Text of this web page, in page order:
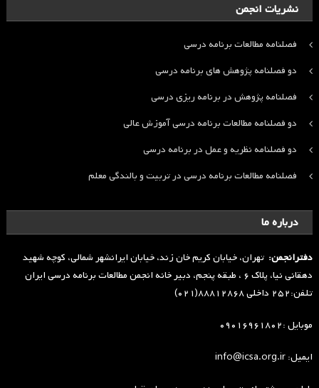
نشریات انجمن
فصلنامه مطالعات برنامه درسی
دو فصلنامه پژوهش های برنامه درسی
فصلنامه پژوهش در برنامه ریزی درسی
دو فصلنامه مطالعات برنامه درسی آموزش عالی
دو فصلنامه نظریه و عمل در برنامه درسی
فصلنامه مطالعات برنامه درسی در تربیت و بالندگی معلم
درباره ما
دفترانجمن: تهران، خیابان کریم خان زند، خیابان ایرانشهر شمالی، کوچه شهید
دهقانی نیا، پلاک ۶ ، طبقه پنجم، دبیر خانه انجمن مطالعات برنامه درسی ایران
تلفن:۲۵۲ داخلی ۸۸۸۱۲۸۶۸(۰۲۱)
موبایل :۰۹۰۱۶۹۶۱۸۰۲
ایمیل: info@icsa.org.ir